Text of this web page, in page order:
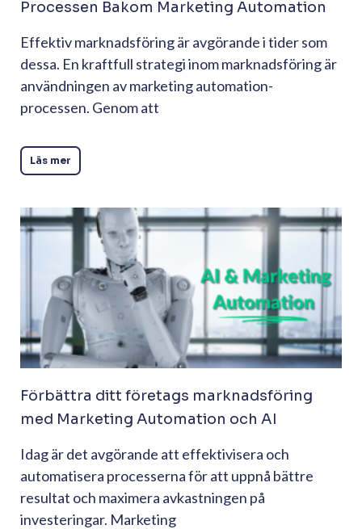
Processen Bakom Marketing Automation
Effektiv marknadsföring är avgörande i tider som
dessa. En kraftfull strategi inom marknadsföring är
användningen av marketing automation-
processen. Genom att
Läs mer
Förbättra ditt företags marknadsföring
med Marketing Automation och AI
Idag är det avgörande att effektivisera och
automatisera processerna för att uppnå bättre
resultat och maximera avkastningen på
investeringar. Marketing